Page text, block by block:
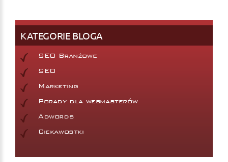
KATEGORIE BLOGA
SEO Branżowe
SEO
Marketing
Porady dla webmasterów
Adwords
Ciekawostki